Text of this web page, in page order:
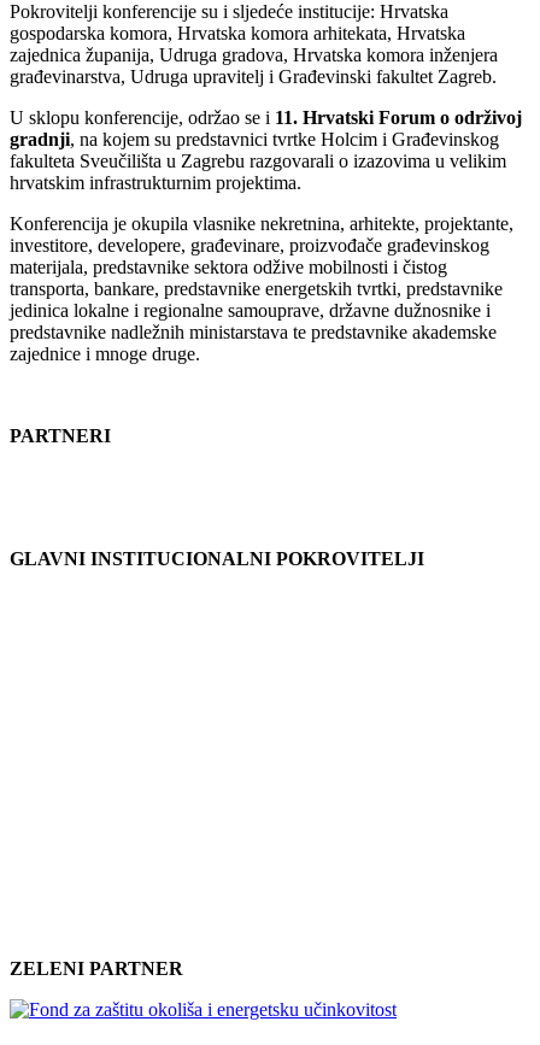
Pokrovitelji konferencije su i sljedeće institucije: Hrvatska
gospodarska komora, Hrvatska komora arhitekata, Hrvatska
zajednica županija, Udruga gradova, Hrvatska komora inženjera
građevinarstva, Udruga upravitelj i Građevinski fakultet Zagreb.
U sklopu konferencije, održao se i 11. Hrvatski Forum o održivoj
gradnji, na kojem su predstavnici tvrtke Holcim i Građevinskog
fakulteta Sveučilišta u Zagrebu razgovarali o izazovima u velikim
hrvatskim infrastrukturnim projektima.
Konferencija je okupila vlasnike nekretnina, arhitekte, projektante,
investitore, developere, građevinare, proizvođače građevinskog
materijala, predstavnike sektora odžive mobilnosti i čistog
transporta, bankare, predstavnike energetskih tvrtki, predstavnike
jedinica lokalne i regionalne samouprave, državne dužnosnike i
predstavnike nadležnih ministarstava te predstavnike akademske
zajednice i mnoge druge.
PARTNERI
GLAVNI INSTITUCIONALNI POKROVITELJI
ZELENI PARTNER